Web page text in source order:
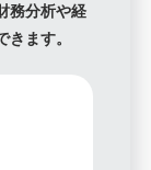
務分析や経
ます。